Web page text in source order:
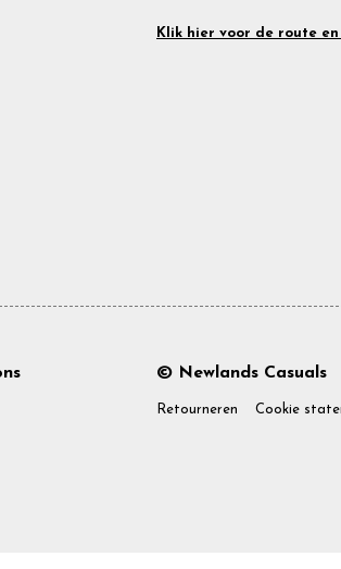
Klik hier voor de route
© Newlands Casuals
Retourneren Cookie